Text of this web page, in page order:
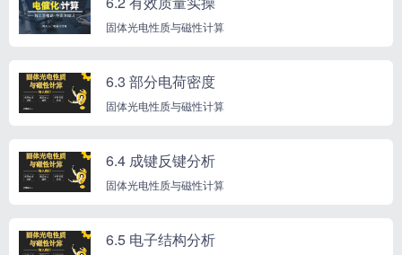
固体光电性质与磁性计算
6.3 部分电荷密度
固体光电性质与磁性计算
6.4 成键反键分析
固体光电性质与磁性计算
6.5 电子结构分析